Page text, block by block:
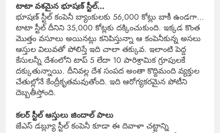
టాటా వశమైన భూషణ్ స్టీల్…
భూషణ్ స్టీల్ కంపెనీ బ్యాంకులకు 56,000 కోట్లు బాకీ ఉండగా…
టాటా స్టీల్ దీనిని 35,000 కోట్లకు దక్కించుకుంది. ఇక్కడ కొంత
మొత్తం వసూలు అయినట్లు కనిపిస్తున్నా ఆ కంపెనీకున్న అసలు
ఆస్తుల విలువతో పోలిస్తే ఇది చాలా తక్కువ. ఇలాంటి పెద్ద
కేసులన్నీ దేశంలోని టాప్ 5 లేదా 10 పారిశ్రామిక గ్రూపులకే
దక్కుతున్నాయి. దీనివల్ల దేశ సంపద అంతా కొద్దిమంది వ్యక్తుల
చేతుల్లోనే కేంద్రీకృతమవుతోంది. ఇది ఆరోగ్యకరమైన పోటీని
దెబ్బతీస్తోంది.
కలర్ స్టీల్ ఆస్తులు జిందాల్ పాలు
జేఎస్ డబ్ల్యూ స్టీల్ కంపెనీ కూడా ఈ దివాళా చట్టాన్ని